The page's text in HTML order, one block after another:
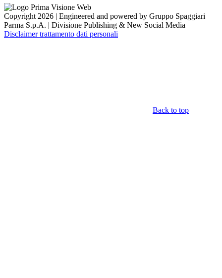
Copyright 2026 | Engineered and powered by Gruppo Spaggiari
Parma S.p.A. | Divisione Publishing & New Social Media
Disclaimer trattamento dati personali
Back to top